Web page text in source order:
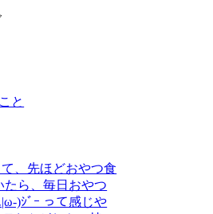
と
、先ほどおやつ食
たら、毎日おやつ
)ｼﾞｰ って感じや